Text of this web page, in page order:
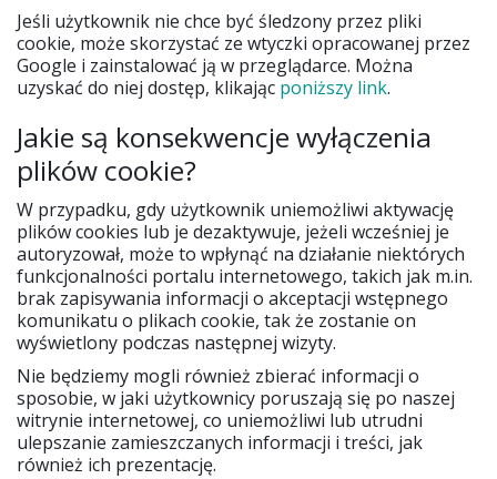
Jeśli użytkownik nie chce być śledzony przez pliki
cookie, może skorzystać ze wtyczki opracowanej przez
Google i zainstalować ją w przeglądarce. Można
uzyskać do niej dostęp, klikając poniższy link.
Jakie są konsekwencje wyłączenia
plików cookie?
W przypadku, gdy użytkownik uniemożliwi aktywację
plików cookies lub je dezaktywuje, jeżeli wcześniej je
autoryzował, może to wpłynąć na działanie niektórych
funkcjonalności portalu internetowego, takich jak m.in.
brak zapisywania informacji o akceptacji wstępnego
komunikatu o plikach cookie, tak że zostanie on
wyświetlony podczas następnej wizyty.
Nie będziemy mogli również zbierać informacji o
sposobie, w jaki użytkownicy poruszają się po naszej
witrynie internetowej, co uniemożliwi lub utrudni
ulepszanie zamieszczanych informacji i treści, jak
również ich prezentację.